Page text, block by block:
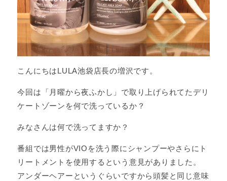
こんにちはLULA池袋店長の増沢です。
今回は「月曜から夜ふかし」で取り上げられてたデリ
ケートゾーンを何で洗っているか？
みなさんは何で洗ってますか？
番組では男性がVIOを洗う際にシャンプーやさらにト
リートメントを使用するという意見がありました。
アンダーヘアーというぐらいですから頭髪と同じ意味